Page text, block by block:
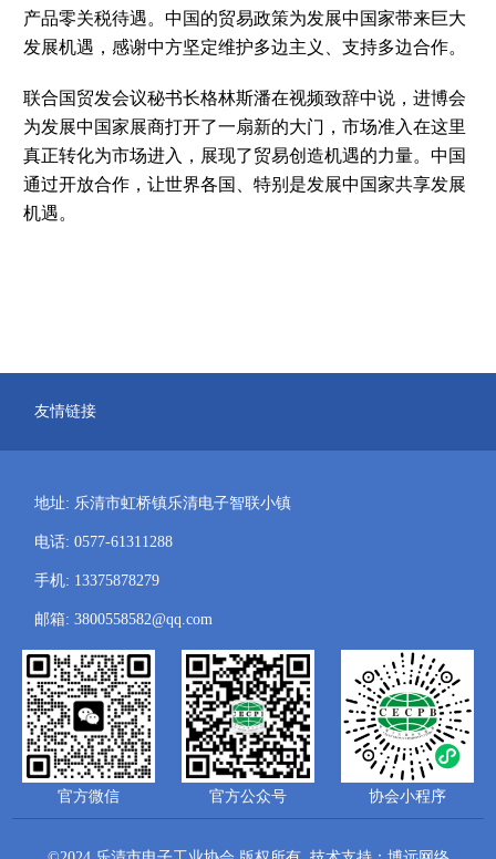
产品零关税待遇。中国的贸易政策为发展中国家带来巨大
发展机遇，感谢中方坚定维护多边主义、支持多边合作。
联合国贸发会议秘书长格林斯潘在视频致辞中说，进博会
为发展中国家展商打开了一扇新的大门，市场准入在这里
真正转化为市场进入，展现了贸易创造机遇的力量。中国
通过开放合作，让世界各国、特别是发展中国家共享发展
机遇。
友情链接
地址: 乐清市虹桥镇乐清电子智联小镇
电话: 0577-61311288
手机: 13375878279
邮箱: 3800558582@qq.com
官方微信 官方公众号 协会小程序